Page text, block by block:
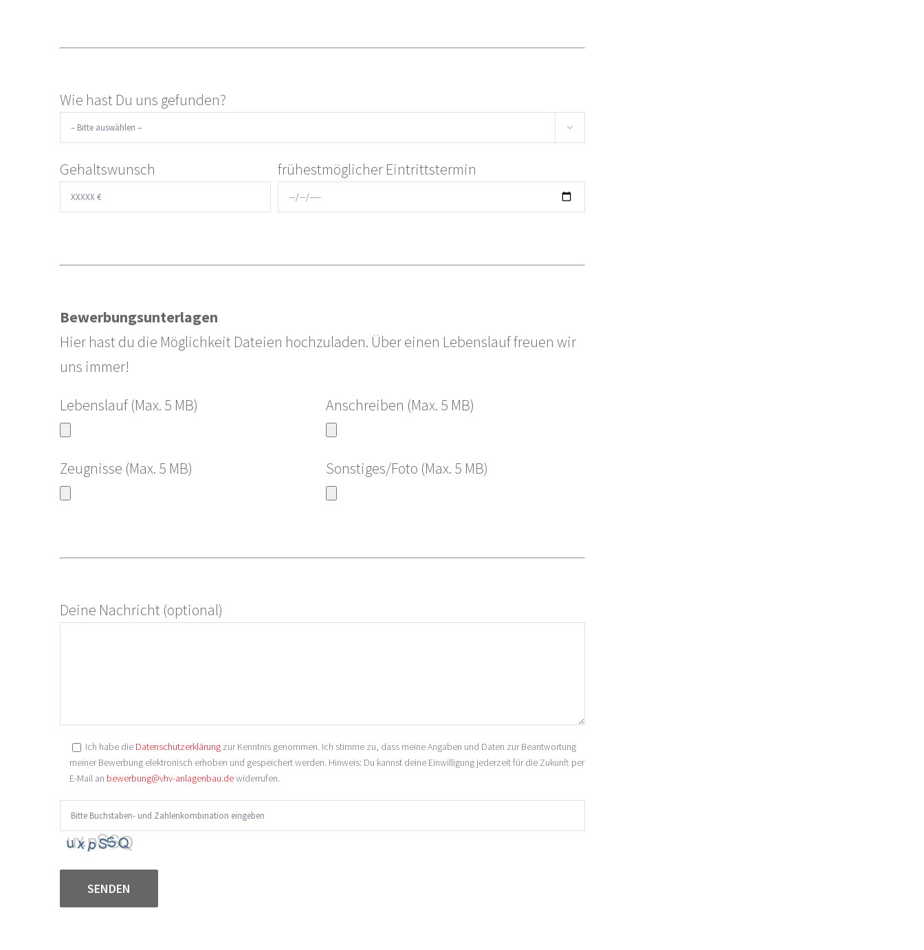
Wie hast Du uns gefunden?

Gehaltswunsch frühestmöglicher Eintrittstermin
Bewerbungsunterlagen
Hier hast du die Möglichkeit Dateien hochzuladen. Über einen Lebenslauf freuen wir
uns immer!
Lebenslauf (Max. 5 MB)
Anschreiben (Max. 5 MB)
Zeugnisse (Max. 5 MB) Sonstiges/Foto (Max. 5 MB)
Deine Nachricht (optional)
Ich habe die Datenschutzerklärungzur Kenntnis genommen. Ich stimme zu, dass meine Angaben und Daten zur Beantwortung
meiner Bewerbung elektronisch erhoben und gespeichert werden. Hinweis: Du kannst deine Einwilligung jederzeit für die Zukunft per
E-Mail an bewerbung@vhv-anlagenbau.dewiderrufen.